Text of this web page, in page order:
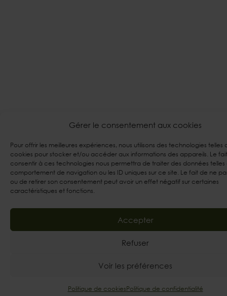
Gérer le consentement aux cookies
Pour offrir les meilleures expériences, nous utilisons des technologies telles
cookies pour stocker et/ou accéder aux informations des appareils. Le
consentir à ces technologies nous permettra de traiter des données telles
comportement de navigation ou les ID uniques sur ce site. Le fait de ne
ou de retirer son consentement peut avoir un effet négatif sur certaines
caractéristiques et fonctions.
Accepter
Refuser
Voir les préférences
Politique de cookiesPolitique de confidentialité